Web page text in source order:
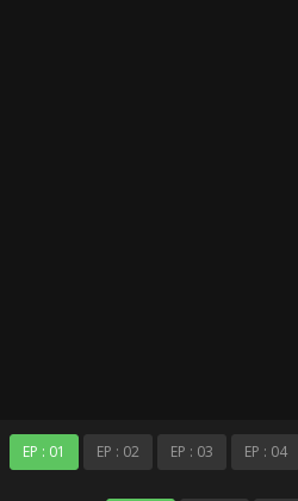
EP : 01 EP : 02 EP : 03 EP : 04